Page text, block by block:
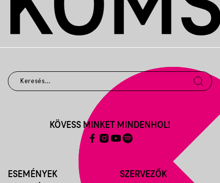
ESEMÉNYEK
SZERVEZŐK
KÖVESS MINKET MINDENHOL!